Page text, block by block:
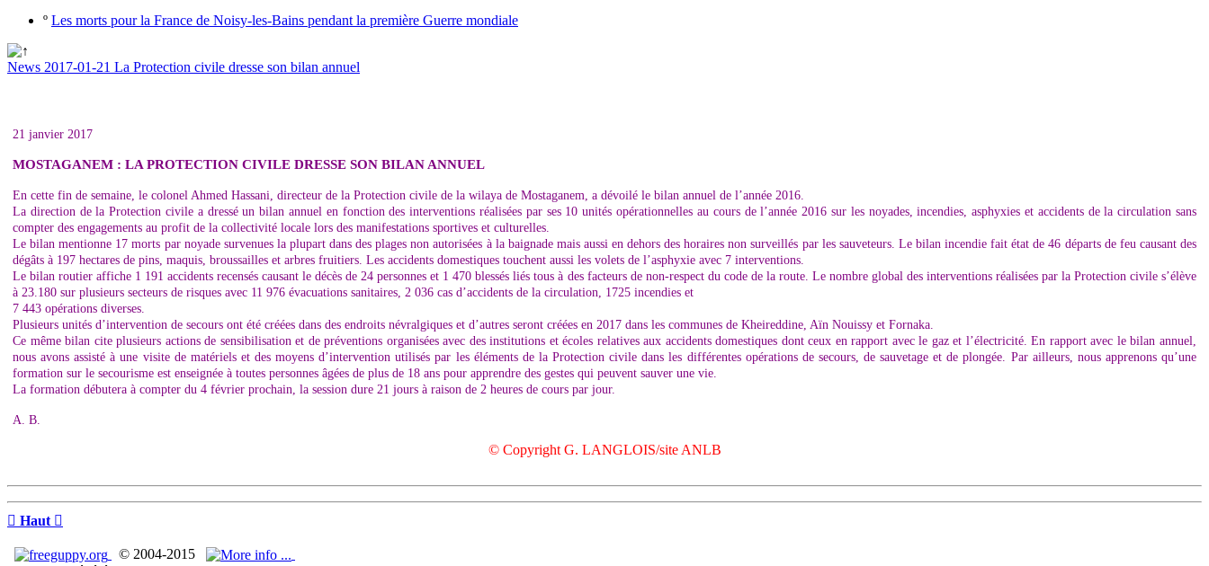
º Les morts pour la France de Noisy-les-Bains pendant la première Guerre mondiale
News 2017-01-21 La Protection civile dresse son bilan annuel
21 janvier 2017
MOSTAGANEM : LA PROTECTION CIVILE DRESSE SON BILAN ANNUEL
En cette fin de semaine, le colonel Ahmed Hassani, directeur de la Protection civile de la wilaya de Mostaganem, a dévoilé le bilan annuel de l’année 2016.
La direction de la Protection civile a dressé un bilan annuel en fonction des interventions réalisées par ses 10 unités opérationnelles au cours de l’année 2016 sur les noyades, incendies, asphyxies et accidents de la circulation sans
compter des engagements au profit de la collectivité locale lors des manifestations sportives et culturelles.
Le bilan mentionne 17 morts par noyade survenues la plupart dans des plages non autorisées à la baignade mais aussi en dehors des horaires non surveillés par les sauveteurs. Le bilan incendie fait état de 46 départs de feu causant des
dégâts à 197 hectares de pins, maquis, broussailles et arbres fruitiers. Les accidents domestiques touchent aussi les volets de l’asphyxie avec 7 interventions.
Le bilan routier affiche 1 191 accidents recensés causant le décès de 24 personnes et 1 470 blessés liés tous à des facteurs de non-respect du code de la route. Le nombre global des interventions réalisées par la Protection civile s’élève
à 23.180 sur plusieurs secteurs de risques avec 11 976 évacuations sanitaires, 2 036 cas d’accidents de la circulation, 1725 incendies et
7 443 opérations diverses.
Plusieurs unités d’intervention de secours ont été créées dans des endroits névralgiques et d’autres seront créées en 2017 dans les communes de Kheireddine, Aïn Nouissy et Fornaka.
Ce même bilan cite plusieurs actions de sensibilisation et de préventions organisées avec des institutions et écoles relatives aux accidents domestiques dont ceux en rapport avec le gaz et l’électricité. En rapport avec le bilan annuel,
nous avons assisté à une visite de matériels et des moyens d’intervention utilisés par les éléments de la Protection civile dans les différentes opérations de secours, de sauvetage et de plongée. Par ailleurs, nous apprenons qu’une
formation sur le secourisme est enseignée à toutes personnes âgées de plus de 18 ans pour apprendre des gestes qui peuvent sauver une vie.
La formation débutera à compter du 4 février prochain, la session dure 21 jours à raison de 2 heures de cours par jour.
A. B.
© Copyright G. LANGLOIS/site ANLB
 Haut 
© 2004-2015